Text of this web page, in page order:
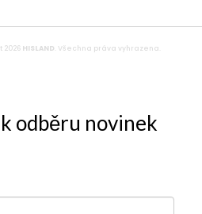
2026 HISLAND . Všechna práva vyhrazena.
odběru novinek